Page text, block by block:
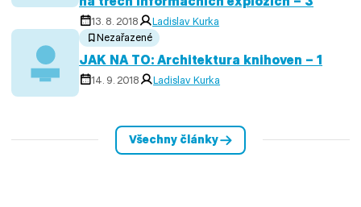
13. 8. 2018
Ladislav Kurka
Nezařazené
JAK NA TO: Architektura knihoven – 1
14. 9. 2018 Ladislav Kurka
Všechny články